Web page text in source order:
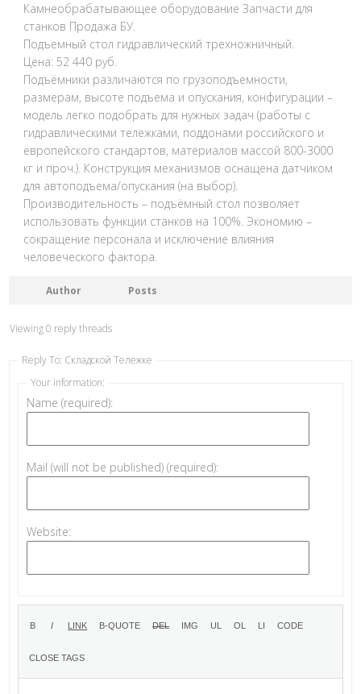
Камнеобрабатывающее оборудование Запчасти для
станков Продажа БУ.
Подъемный стол гидравлический трехножничный.
Цена: 52 440 руб.
Подъёмники различаются по грузоподъемности,
размерам, высоте подъема и опускания, конфигурации –
модель легко подобрать для нужных задач (работы с
гидравлическими тележками, поддонами российского и
европейского стандартов, материалов массой 800-3000
кг и проч.). Конструкция механизмов оснащена датчиком
для автоподъема/опускания (на выбор).
Производительность – подъёмный стол позволяет
использовать функции станков на 100%. Экономию –
сокращение персонала и исключение влияния
человеческого фактора.
Author Posts
Viewing 0 reply threads
Reply To: Складской Тележке
Your information:
Name (required):
Mail (will not be published) (required):
Website: